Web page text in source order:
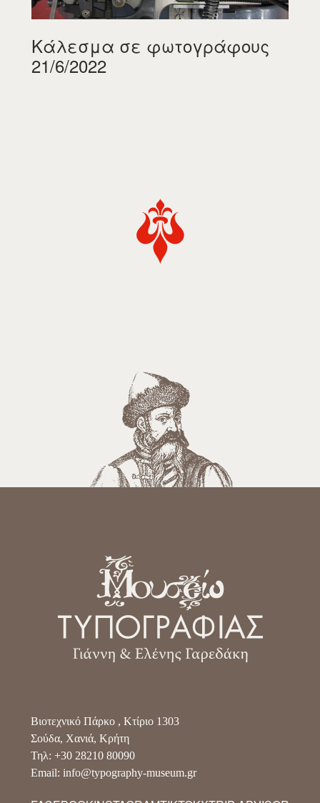
Κάλεσμα σε φωτογράφους
21/6/2022
Βιοτεχνικό Πάρκο , Κτίριο 1303
Σούδα, Χανιά, Κρήτη
Τηλ: +30 28210 80090
Email: info@typography-museum.gr